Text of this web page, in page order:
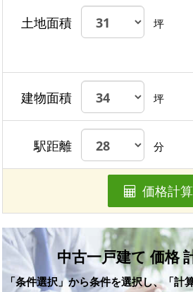
土地面積 坪
建物面積 坪
駅距離 分
価格計算
中古一戸建て 価格
「条件選択」から条件を選択し、「計